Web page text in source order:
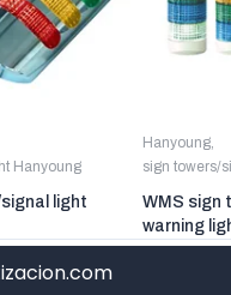
Hanyoung
light
Hanyoung,
sign towers/
WMS sign
warning